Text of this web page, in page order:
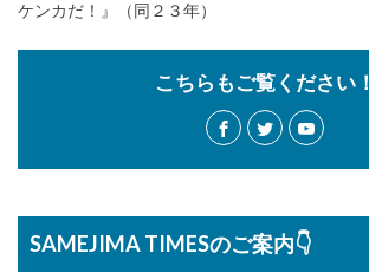
ケンカだ！』（同２３年）
こちらもご覧ください！
SAMEJIMA TIMESのご案内👇